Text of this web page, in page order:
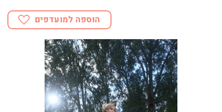
הוספה למועדפים